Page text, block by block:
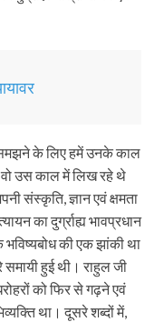
के लिए हमें उनके काल
वो उस काल में लिख रहे थे
संस्कृति, ज्ञान एवं क्षमता
का दुर्ग्राह्य भावप्रधान
की एक झांकी था
हुई थी। राहुल जी
को फिर से गढ़ने एवं
था। दूसरे शब्दों में,